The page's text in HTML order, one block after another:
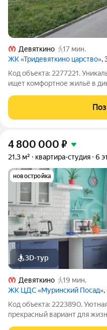
Девяткино
17 мин.
ЖК «Тридевяткино царство»,
Код объекта: 2277221.
ищет комфортное жильё в
Лаврики, 78к1. Квартира
монолитного дома,
4 800 000 ₽
21,3 м² квартира-студия 6
новостройка
3D-тур
Девяткино
19 мин.
ЖК ЦДС «Муринский Посад»,
Код объекта: 2223890.
прекрасный вариант для